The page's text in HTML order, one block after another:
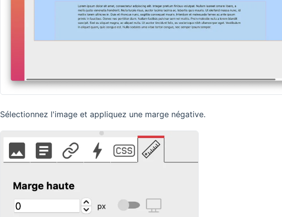
Sélectionnez l'image et appliquez une marge négative.